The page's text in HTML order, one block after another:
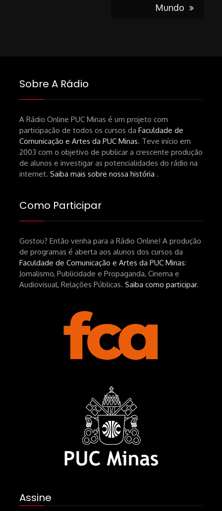
Mundo
Sobre A Rádio
A Rádio Online PUC Minas é um projeto com
participação de todos os cursos da Faculdade de
Comunicação e Artes da PUC Minas. Teve início em
2003 com o objetivo de publicar a crescente produção
de alunos e investigar as potencialidades do rádio na
internet. Saiba mais sobre nossa história .
Como Participar
Gostou? Então venha para a Rádio Online! A produção
de programas é aberta aos alunos dos cursos da
Faculdade de Comunicação e Artes da PUC Minas:
Jornalismo, Publicidade e Propaganda, Cinema e
Audiovisual, Relações Públicas. Saiba como participar.
Assine